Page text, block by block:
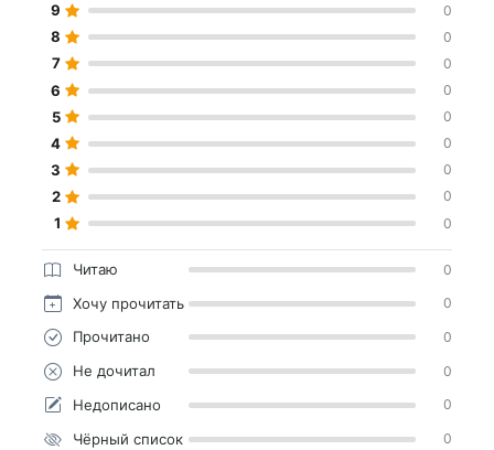
9 0
8 0
7 0
6 0
5 0
4 0
3 0
2 0
1 0
Читаю 0
Хочу прочитать 0
Прочитано 0
Не дочитал 0
Недописано 0
Чёрный список 0